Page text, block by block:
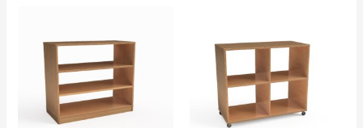
od
195,77€
do
390,80€
199,08€
do
384,46€